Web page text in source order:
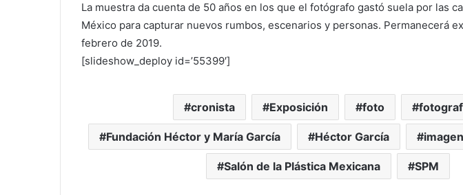
La muestra da cuenta de 50 años en los que el fotógrafo gastó suela por las
México para capturar nuevos rumbos, escenarios y personas. Permanecerá
febrero de 2019.
[slideshow_deploy id=’55399′]
cronista Exposición foto
Fundación Héctor y María García Héctor García
Salón de la Plástica Mexicana SPM